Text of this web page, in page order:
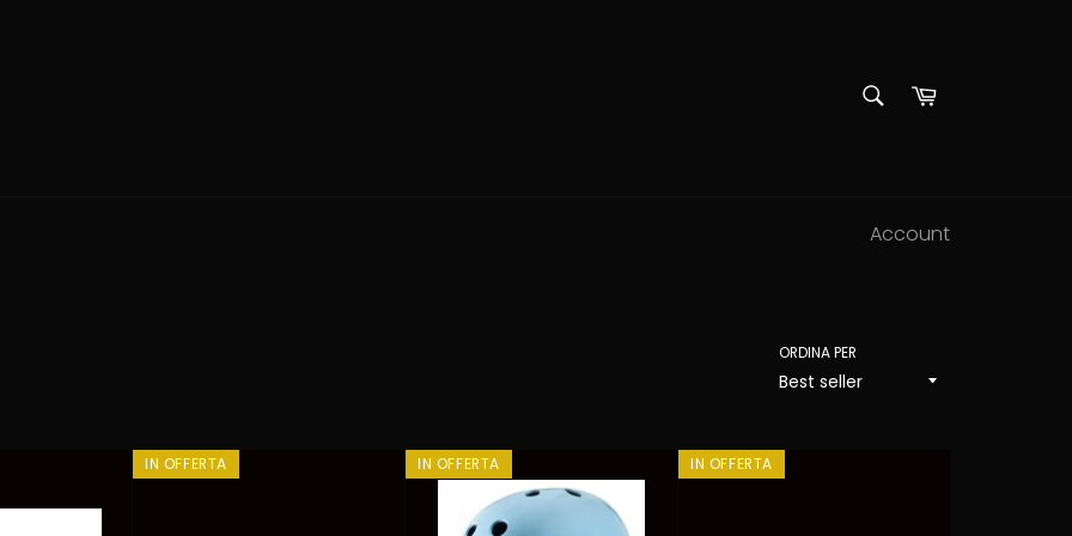
Carrello
Account
ORDINA PER
IN OFFERTA IN OFFERTA IN OFFERTA